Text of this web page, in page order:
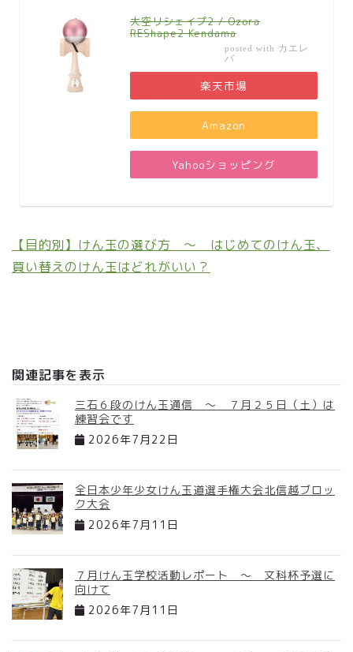
大空リシェイプ2 / Ozora
REShape2 Kendama
posted with カエレ
バ
楽天市場
Amazon
Yahooショッピング
【目的別】けん玉の選び方 ～ はじめてのけん玉、
買い替えのけん玉はどれがいい？
関連記事を表示
三石６段のけん玉通信 ～ ７月２５日（土）は
練習会です
2026年7月22日
全日本少年少女けん玉道選手権大会北信越ブロッ
ク大会
2026年7月11日
７月けん玉学校活動レポート ～ 文科杯予選に
向けて
2026年7月11日